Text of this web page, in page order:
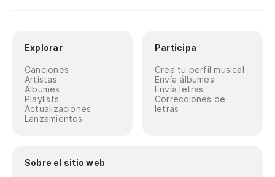
Explorar
Canciones
Artistas
Álbumes
Playlists
Actualizaciones
Lanzamientos
Participa
Crea tu perfil musical
Envía álbumes
Envía letras
Correcciones de
letras
Sobre el sitio web